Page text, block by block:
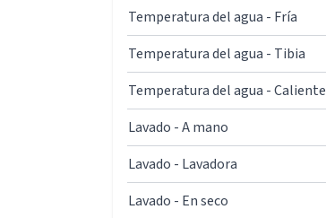
Temperatura del agua - Fría
Temperatura del agua - Tibia
Temperatura del agua - Caliente
Lavado - A mano
Lavado - Lavadora
Lavado - En seco